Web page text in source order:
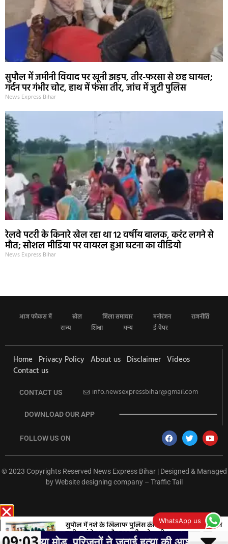
सुपौल में जमीनी विवाद पर खूनी झड़प, तीर-फरसा से छह घायल;
गर्दन पर गंभीर चोट, हाथ में फंसा तीर, जांच में जुटी पुलिस
News Express Bihar
रेलवे पटरी के किनारे खेल रहा था 12 वर्षीय बालक, करंट लगने से
मौत; सोशल मीडिया पर वायरल हुआ घटना का वीडियो
News Express Bihar
आज फोकस में खेल जिला समाचार मनोरंजन
राजनीति
राज्य
शिक्षा अन्य ई-पेपर
Home Privacy Policy About us Disclaimer Videos
Contact us
CONTACT US info.newsexpressbihar@gmail.com
DOWNLOAD OUR APP
FOLLOW US ON
© 2023 Copyrights Reserved News Express Bihar | Designed & Managed
byWebsite designing company– Traffic Tail
WhatsApp us
सुपौल में नशे के खिलाफ पुलिस की बड़ी कार्रवाई, 254 एमएल
नशीला इंजेक्शन और 792 लीटर नेपाली शराब बरामद, छह
गिरफ्तार